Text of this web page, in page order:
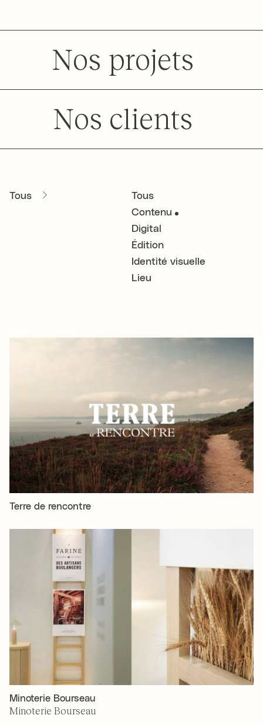
Nos projets
Nos clients
Tous
Tous
Contenu
Digital
Édition
Identité visuelle
Lieu
Terre de rencontre
Minoterie Bourseau
Minoterie Bourseau